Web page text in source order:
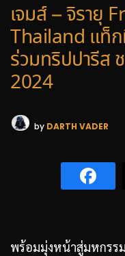
เจมส์ – จิรายุ
Thailand แท็
ร่วมทริปปารีส
2024
by DARTH VADER
พร้อมมุ่งหน้าสู่มหกรร